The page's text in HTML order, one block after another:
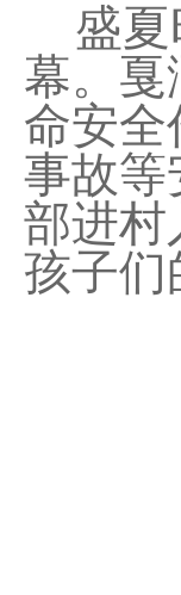
盛
幕。戛
命安全
事故等
部进村
孩子们